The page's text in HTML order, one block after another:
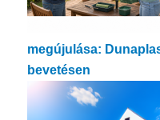
megújulása:
bevetésen